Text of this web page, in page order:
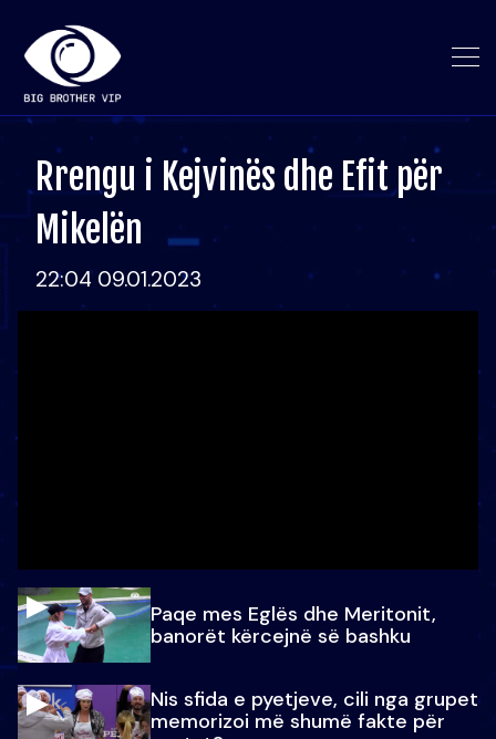
Rrengu i Kejvinës dhe Efit për
Mikelën
22:04 09.01.2023
Paqe mes Eglës dhe Meritonit,
banorët kërcejnë së bashku
Nis sfida e pyetjeve, cili nga grupet
memorizoi më shumë fakte për